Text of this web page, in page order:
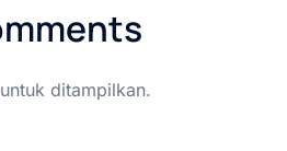
ditampilkan.